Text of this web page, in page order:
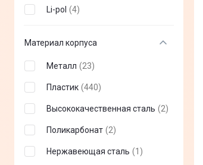
Li-pol (4)
Материал корпуса
Металл (23)
Пластик (440)
Высококачественная сталь (2)
Поликарбонат (2)
Нержавеющая сталь (1 )